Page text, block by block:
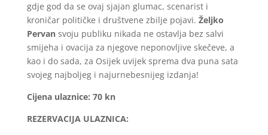
gdje god da se ovaj sjajan glumac, scenarist i
kroničar političke i društvene zbilje pojavi. Željko
Pervansvoju publiku nikada ne ostavlja bez salvi
smijeha i ovacija za njegove neponovljive skečeve, a
kao i do sada, za Osijek uvijek sprema dva puna sata
svojeg najboljeg i najurnebesnijeg izdanja!
Cijena ulaznice: 70 kn
REZERVACIJA ULAZNICA: